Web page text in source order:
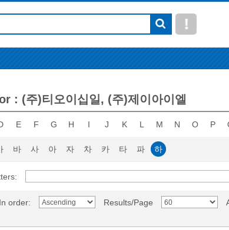
: (주)티오이십일, (주)제이아이엘
E F G H I J K L M N O P
바 사 아 자 차 카 타 파 하
In order: Results/Page